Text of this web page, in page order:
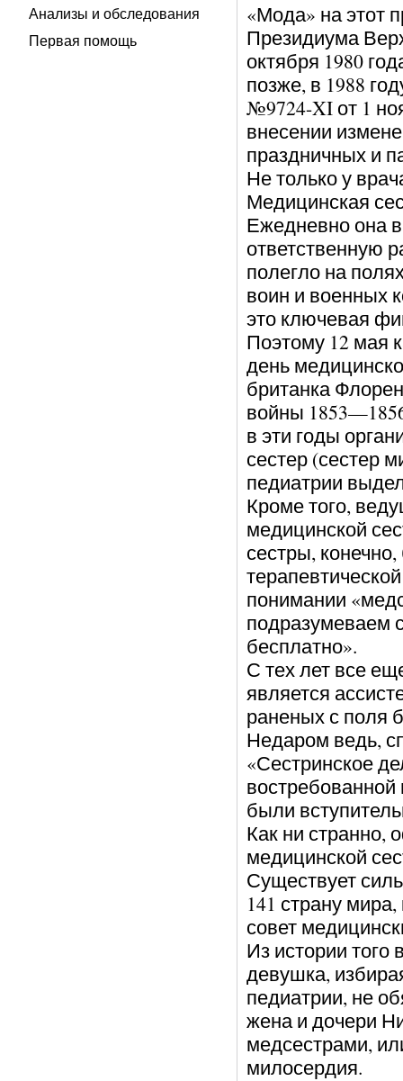
Анализы и обследования
Первая помощь
«Мода» на этот
Президиума
октября 1980
позже, в 1988
№9724-XI от 1
внесении
праздничных и
Не только у
Медицинская
Ежедневно она
ответственную
полегло на
воин и военных
это ключевая
Поэтому 12 мая
день
британка
войны
в эти годы
сестер (сестер
педиатрии
Кроме того,
медицинской
сестры,
понимании
подразумеваем
бесплатно».
С тех лет все
является
раненых с поля
Недаром ведь,
«Сестринское
были
Как ни
медицинской
Существует
141 страну
совет
Из истории того
девушка,
педиатрии, не
жена и дочери
медсестрами,
милосердия.